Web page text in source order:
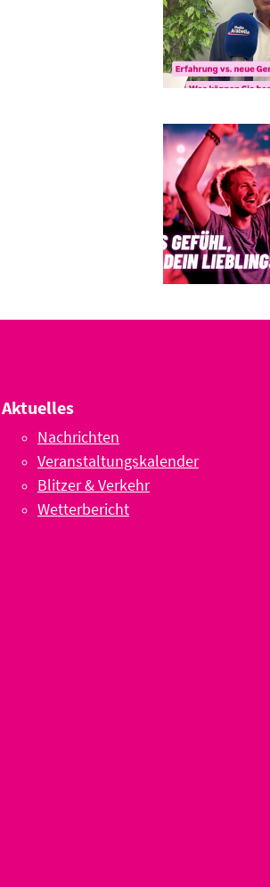
Aktuelles
Nachrichten
Veranstaltungskalender
Blitzer & Verkehr
Wetterbericht